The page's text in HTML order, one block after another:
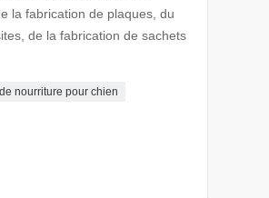
la fabrication de plaques, du
de la fabrication de sachets
nourriture pour chien